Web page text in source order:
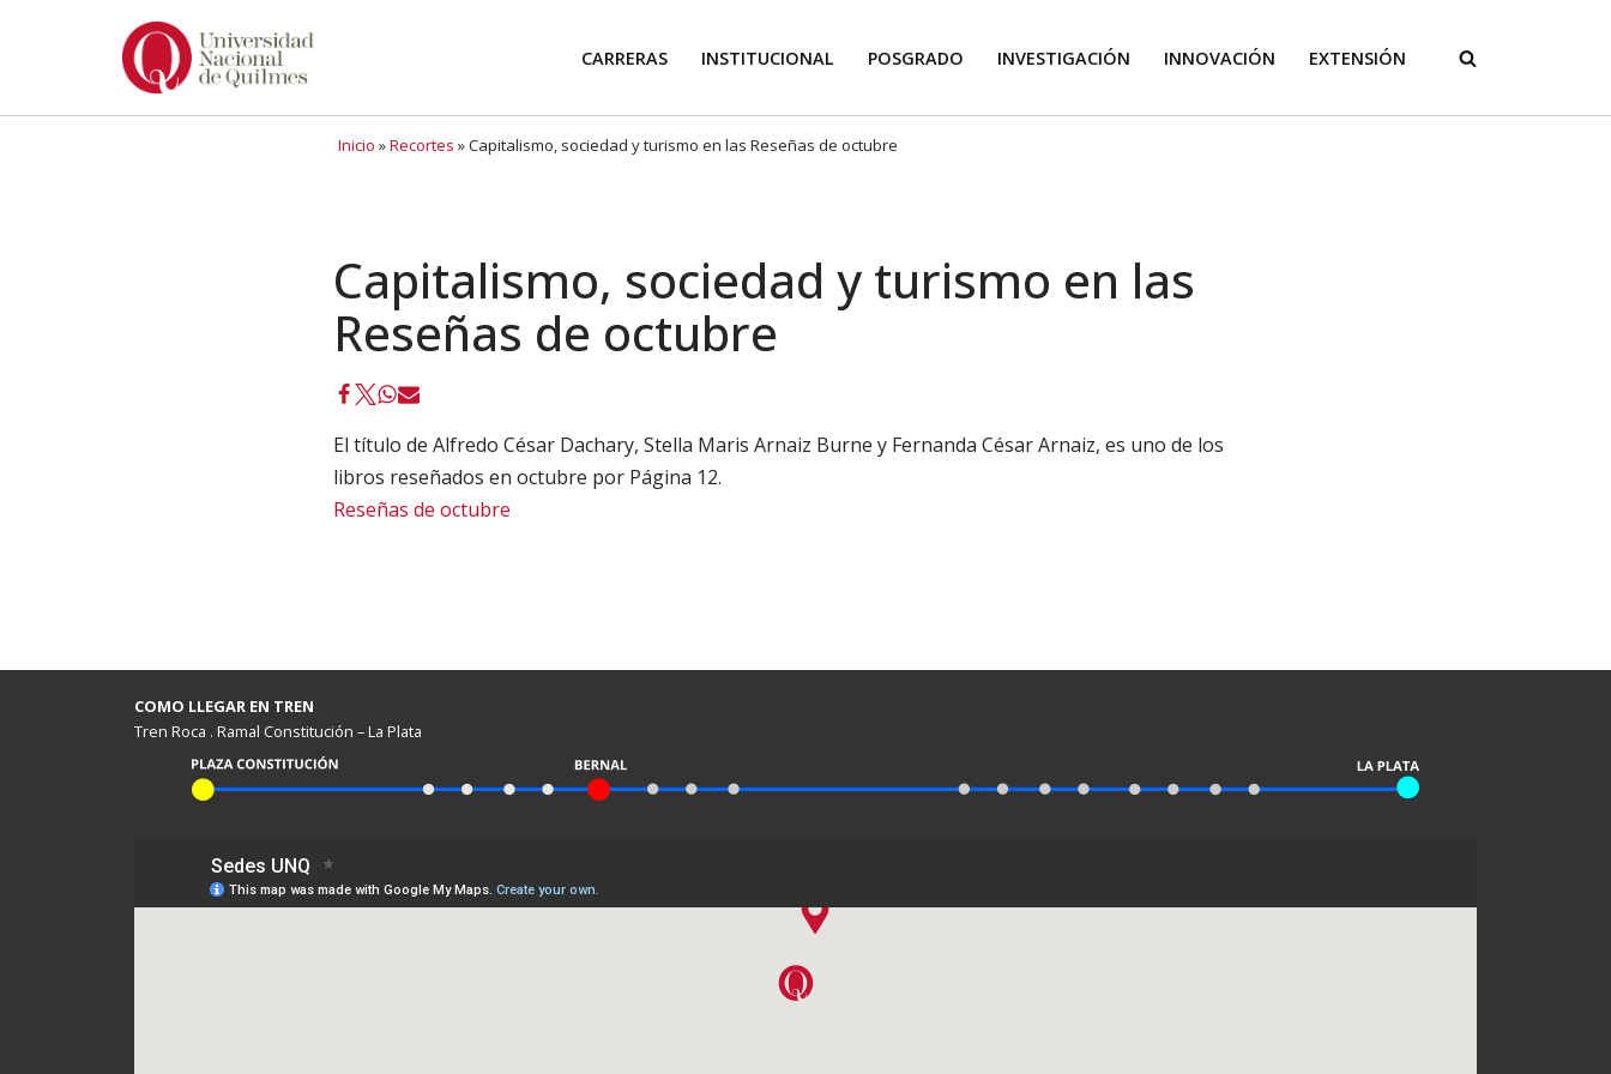
CARRERAS INSTITUCIONAL POSGRADO INVESTIGACIÓN INNOVACIÓN EXTENSIÓN
Inicio »Recortes »Capitalismo, sociedad y turismo en las Reseñas de octubre
Capitalismo, sociedad y turismo en las
Reseñas de octubre
El título de Alfredo César Dachary, Stella Maris Arnaiz Burne y Fernanda César Arnaiz, es uno de los
libros reseñados en octubre por Página 12.
Reseñas de octubre
COMO LLEGAR EN TREN
Tren Roca . Ramal Constitución – La Plata